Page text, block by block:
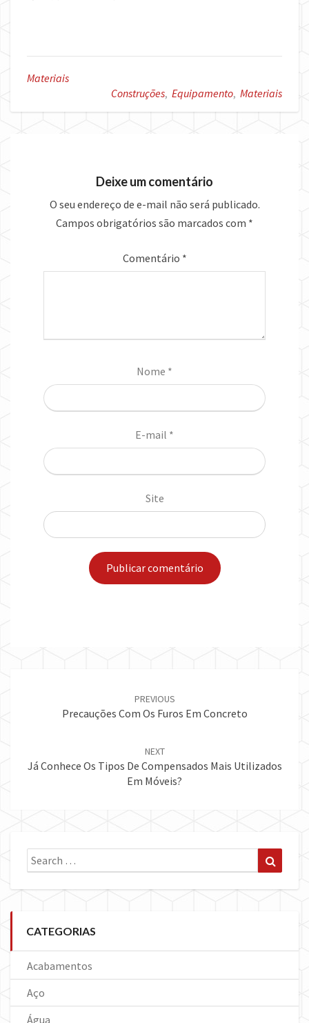
Materiais
Construções, Equipamento, Materiais
Deixe um comentário
O seu endereço de e-mail não será publicado.
Campos obrigatórios são marcados com *
Comentário *
Nome *
E-mail *
Site
PREVIOUS
Precauções Com Os Furos Em Concreto
NEXT
Já Conhece Os Tipos De Compensados Mais Utilizados
Em Móveis?
Search
for:
CATEGORIAS
Acabamentos
Aço
Água